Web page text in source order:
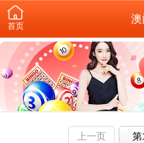
首页
澳
上一页 第